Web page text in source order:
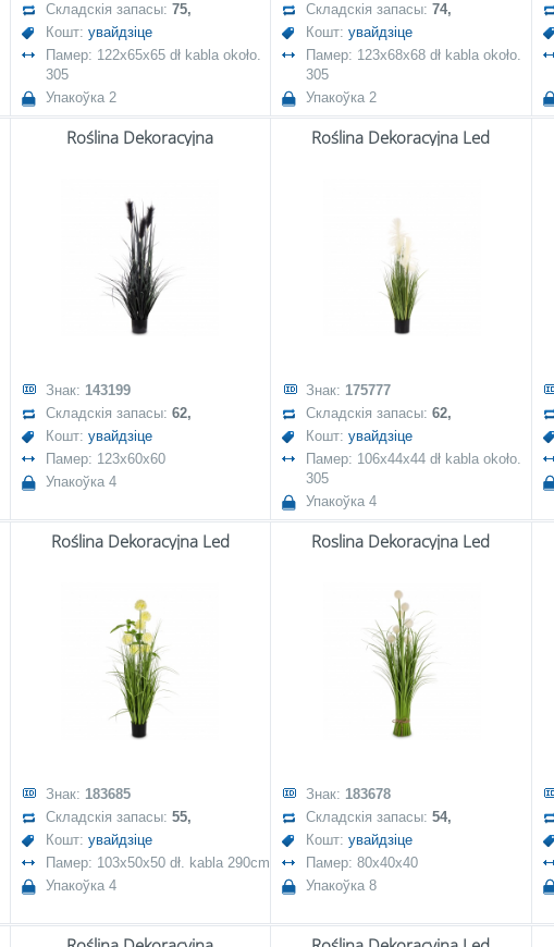
Складскія запасы: 75,
Кошт: увайдзіце
Памер: 122x65x65 dł kabla około.
305
Упакоўка 2
Складскія запасы: 74,
Кошт: увайдзіце
Памер: 123x68x68 dł kabla około.
305
Упакоўка 2
Roślina Dekoracyjna
Знак: 143199
Складскія запасы: 62,
Кошт: увайдзіце
Памер: 123x60x60
Упакоўка 4
Roślina Dekoracyjna Led
Знак: 175777
Складскія запасы: 62,
Кошт: увайдзіце
Памер: 106x44x44 dł kabla około.
305
Упакоўка 4
Roślina Dekoracyjna Led
Знак: 183685
Складскія запасы: 55,
Кошт: увайдзіце
Памер: 103x50x50 dł. kabla 290cm
Упакоўка 4
Roslina Dekoracyjna Led
Знак: 183678
Складскія запасы: 54,
Кошт: увайдзіце
Памер: 80x40x40
Упакоўка 8